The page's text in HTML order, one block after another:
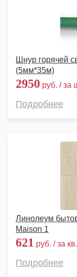
Шнур горячей
(5мм*35м)
2950 руб. / за
Подробнее
Линолеум
Maison 1
621 руб. / за
Подробнее